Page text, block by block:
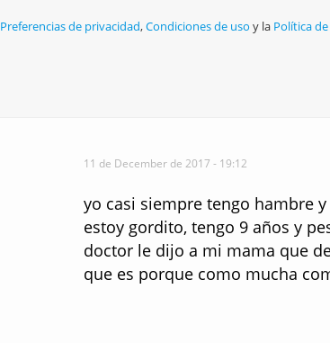
Preferencias de privacidad,Condiciones de usoy la Política
11 de December de 2017 - 19:12
yo casi siempre tengo hambre
estoy gordito, tengo 9 años y
doctor le dijo a mi mama que
que es porque como mucha